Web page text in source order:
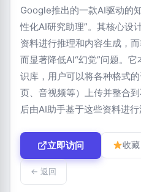
Google推出的一款AI驱动的
性化AI研究助理”。其核心设
资料进行推理和内容生成，
而显著降低AI“幻觉”问题。
识库，用户可以将各种格式
页、音视频等）上传并整合
后由AI助手基于这些资料进行
立即访问 收藏
← 返回